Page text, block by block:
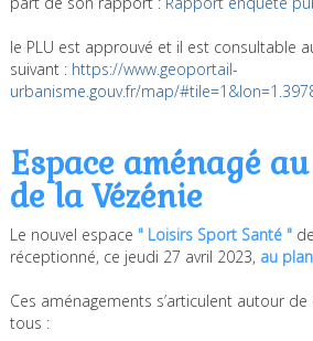
le PLU est approuvé et il est consultable
suivant : https://www.geoportail-
urbanisme.gouv.fr/map/
Espace aménagé
de la Vézénie
Le nouvel espace " Loisirs Sport Santé "
réceptionné, ce jeudi 27 avril 2023, au
Ces aménagements s’articulent autour
tous :